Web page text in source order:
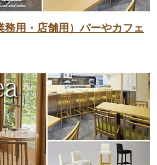
務用・店舗用）バーやカフェ